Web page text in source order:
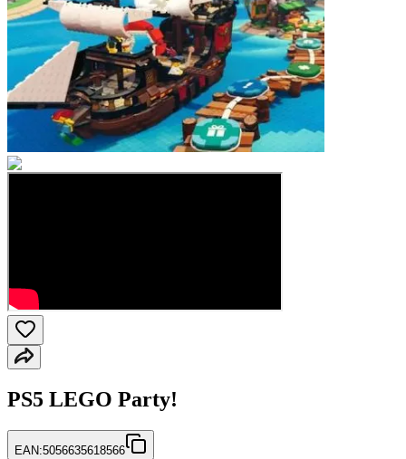
PS5 LEGO Party!
EAN:5056635618566